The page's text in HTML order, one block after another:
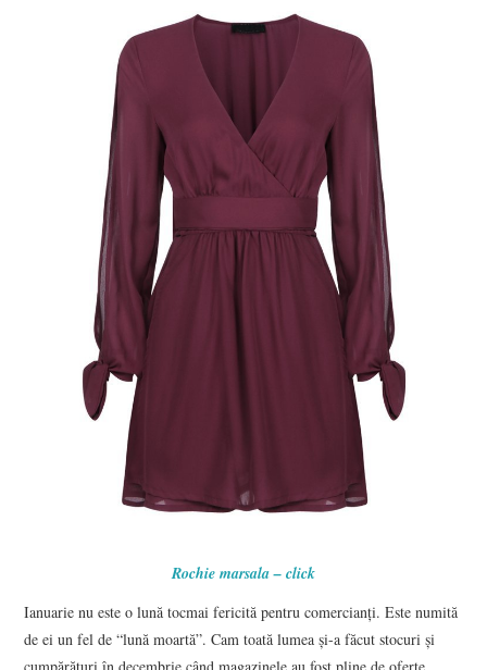
Rochie marsala – click
Ianuarie nu este o lună tocmai fericită pentru comercianți. Este numită
de ei un fel de “lună moartă”. Cam toată lumea și-a făcut stocuri și